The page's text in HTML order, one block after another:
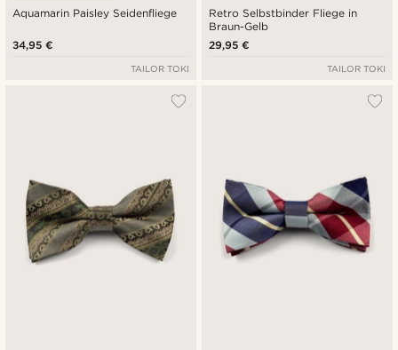
Aquamarin Paisley Seidenfliege
34,95 €
TAILOR TOKI
Retro Selbstbinder Fliege in
Braun-Gelb
29,95 €
TAILOR TOKI